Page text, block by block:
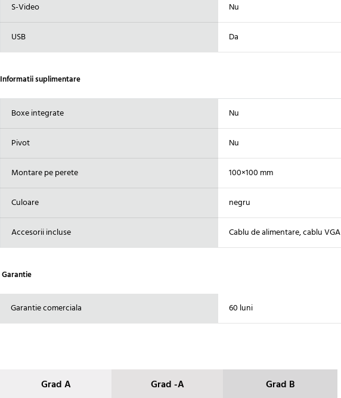
S-Video Nu
USB Da
Informatii suplimentare
Boxe integrate Nu
Pivot Nu
Montare pe perete 100×100 mm
Culoare negru
Accesorii incluse Cablu de alimentare, cablu VGA
Garantie
Garantie comerciala 60 luni
Grad A Grad -A Grad B